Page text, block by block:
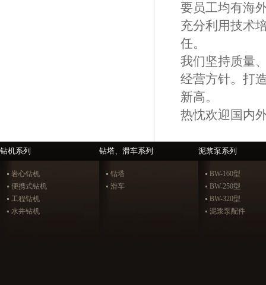
要员工均有海
充分利用技术
任。
我们坚持质量
经营方针。打
新高。
热忱欢迎国内
钻机系列
岩心钻机
便携式钻机
工程钻机
水井钻机
钻塔、滑车系列
钻塔
滑车
泥浆泵系列
BW-160型
BW-250型
BW-320型
泥浆泵配件